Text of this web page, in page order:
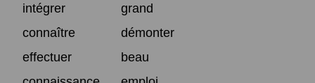
intégrer
grand
connaître
démonter
effectuer
beau